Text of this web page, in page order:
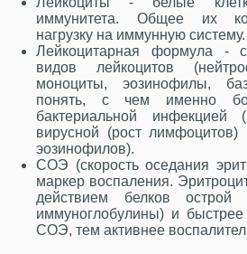
иммунитета. Общее их
нагрузку на иммунную систему.
Лейкоцитарная формула -
видов лейкоцитов
моноциты, эозинофилы,
понять, с чем именно
бактериальной инфекцией
вирусной (рост лимфоцитов)
эозинофилов).
СОЭ (скорость оседания
маркер воспаления.
действием белков острой
иммуноглобулины) и
СОЭ, тем активнее